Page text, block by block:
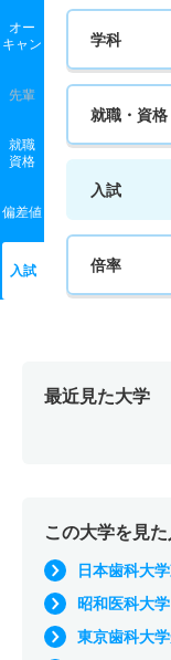
オー
キャン
先輩
就職
資格
偏差値
入試
学科
就職・資格
入試
倍率
最近見た大学
この大学を見
日本歯科大
昭和医科大学
東京歯科大